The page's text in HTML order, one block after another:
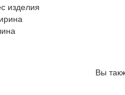
изделия
Вы